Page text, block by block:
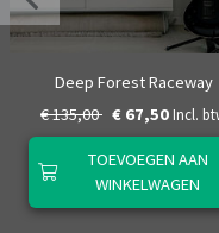
Deep Forest Raceway
€ 135,00 € 67,50 Incl.
TOEVOEGEN AAN
WINKELWAGEN